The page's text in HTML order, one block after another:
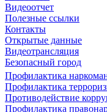
Видеоотчет
Полезные ссылки
Контакты
Открытые данные
Видеотрансляция
Безопасный город
Профилактика
Профилактика
Противодействие
Профилактика